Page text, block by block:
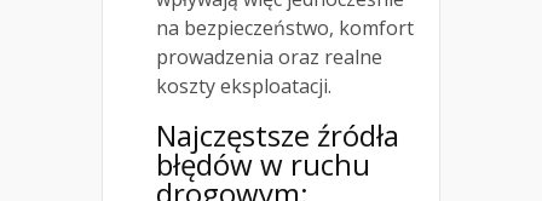
na bezpieczeństwo, komfort
prowadzenia oraz realne
koszty eksploatacji.
Najczęstsze źródła
błędów w ruchu